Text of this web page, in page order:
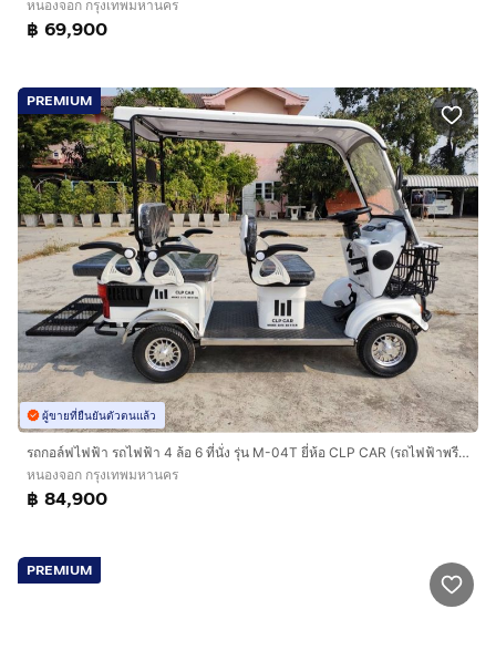
หนองจอก กรุงเทพมหานคร
฿ 69,900
PREMIUM
ผู้ขายที่ยืนยันตัวตนแล้ว
รถกอล์ฟไฟฟ้า รถไฟฟ้า 4 ล้อ 6 ที่นั่ง รุ่น M-04T ยี่ห้อ CLP CAR (รถไฟฟ้าพรีเมี่ยม)
หนองจอก กรุงเทพมหานคร
฿ 84,900
PREMIUM